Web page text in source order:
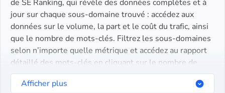
de SE Ranking, qui révèle des données complètes et à
jour sur chaque sous-domaine trouvé : accédez aux
données sur le volume, la part et le coût du trafic, ainsi
que le nombre de mots-clés. Filtrez les sous-domaines
selon n’importe quelle métrique et accédez au rapport
détaillé des mots-clés en cliquant sur le nombre de
mots-clés. Enfin, cliquez sur le boutonExporterpour
télécharger le rapport au format .csv ou .xsl.
Afficher plus